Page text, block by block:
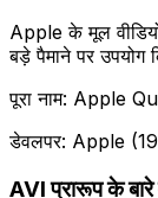
Apple के मूल
बड़े पैमाने पर उपयोग
पूरा नाम: Apple
डेवलपर: Apple
AVI प्रारूप के